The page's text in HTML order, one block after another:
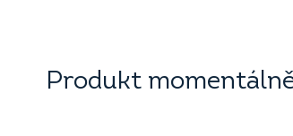
Produkt